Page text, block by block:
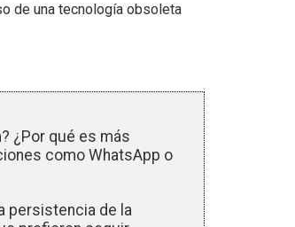
de una tecnología obsoleta
¿Por qué es más
como WhatsApp o
persistencia de la